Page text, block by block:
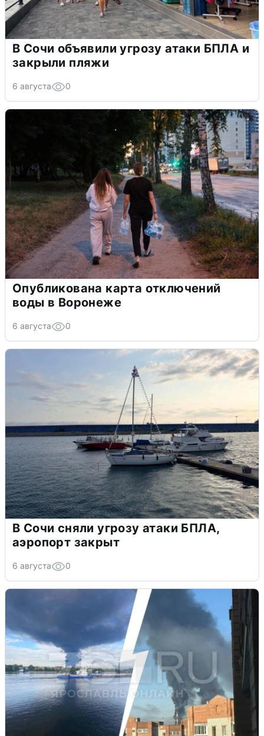
В Сочи объявили угрозу атаки БПЛА и
закрыли пляжи
6 августа 0
Опубликована карта отключений
воды в Воронеже
6 августа 0
В Сочи сняли угрозу атаки БПЛА,
аэропорт закрыт
6 августа 0